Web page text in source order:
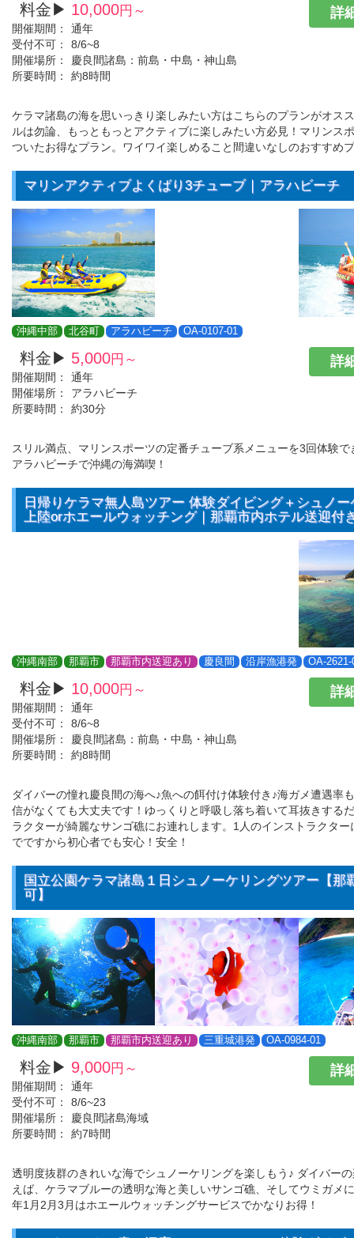
料金▶ 10,000円～
開催期間：
通年
受付不可：
8/6~8
開催場所：
慶良間諸島：前島・中島・神山島
所要時間：
約8時間
詳
ケラマ諸島の海を思いっきり楽しみたい方はこちらのプランがオス
ルは勿論、もっともっとアクティブに楽しみたい方必見！マリンス
ついたお得なプラン。ワイワイ楽しめること間違いなしのおすすめ
マリンアクティブよくばり3チューブ｜アラハビーチ
沖縄中部 北谷町 アラハビーチ OA-0107-01
料金▶ 5,000円～
開催期間：
通年
開催場所：
アラハビーチ
所要時間：
約30分
詳
スリル満点、マリンスポーツの定番チューブ系メニューを3回体験
アラハビーチで沖縄の海満喫！
日帰りケラマ無人島ツアー 体験ダイビング＋シュノ
上陸orホエールウォッチング｜那覇市内ホテル送迎付
沖縄南部 那覇市 那覇市内送迎あり 慶良間 沿岸漁港発 OA-2621-
料金▶ 10,000円～
開催期間：
通年
受付不可：
8/6~8
開催場所：
慶良間諸島：前島・中島・神山島
所要時間：
約8時間
詳
ダイバーの憧れ慶良間の海へ♪魚への餌付け体験付き♪海ガメ遭遇率
信がなくても大丈夫です！ゆっくりと呼吸し落ち着いて耳抜きする
ラクターが綺麗なサンゴ礁にお連れします。1人のインストラクタ
でですから初心者でも安心！安全！
国立公園ケラマ諸島１日シュノーケリングツアー【那
可】
沖縄南部 那覇市 那覇市内送迎あり 三重城港発 OA-0984-01
料金▶ 9,000円～
開催期間：
通年
受付不可：
8/6~23
開催場所：
慶良間諸島海域
所要時間：
約7時間
詳
透明度抜群のきれいな海でシュノーケリングを楽しもう♪ ダイバー
えば、ケラマブルーの透明な海と美しいサンゴ礁、そしてウミガメ
年1月2月3月はホエールウォッチングサービスでかなりお得！